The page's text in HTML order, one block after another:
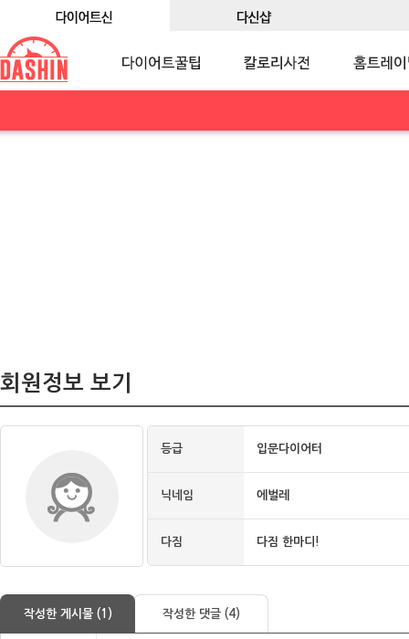
회원정보 보기
등급 입문다이어터
닉네임 에벌레
다짐 다짐 한마디!
작성한 게시물 (1) 작성한 댓글 (4)